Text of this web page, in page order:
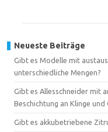
Neueste Beiträge
Gibt es Modelle mit
unterschiedliche Mengen?
Gibt es Allesschneider mit
Beschichtung an Klinge und
Gibt es akkubetriebene